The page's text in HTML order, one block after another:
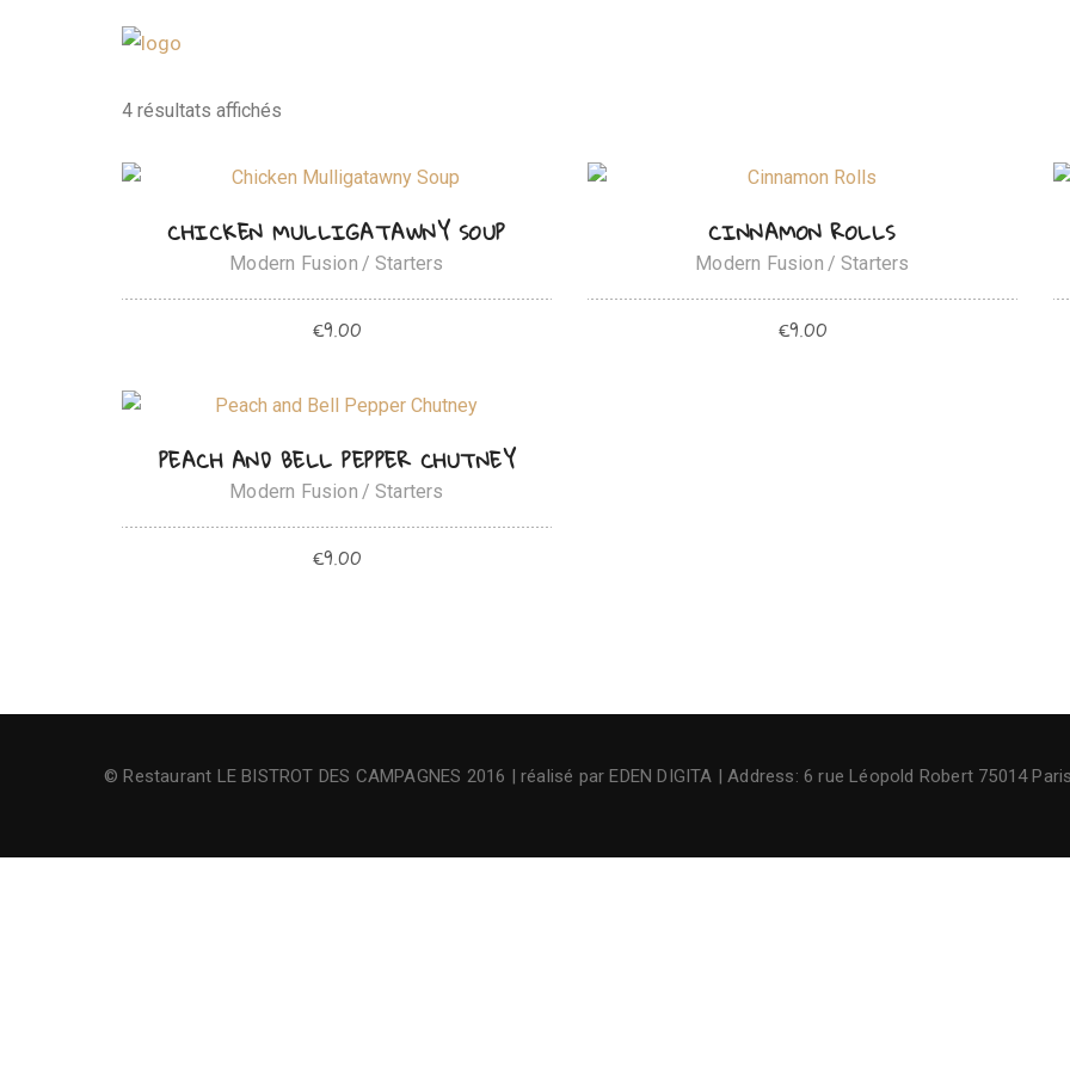
4 résultats affichés
AJOUTER AU PANIER
CHICKEN MULLIGATAWNY SOUP
Modern Fusion Starters
€9.00
AJOUTER AU PANIER
CINNAMON ROLLS
Modern Fusion Starters
€9.00
AJOUTER AU PANIER
PEACH AND BELL PEPPER CHUTNEY
Modern Fusion Starters
€9.00
© Restaurant LE BISTROT DES CAMPAGNES 2016 | réalisé parEDEN DIGITA | Address: 6 rue Léopold Robert 75014